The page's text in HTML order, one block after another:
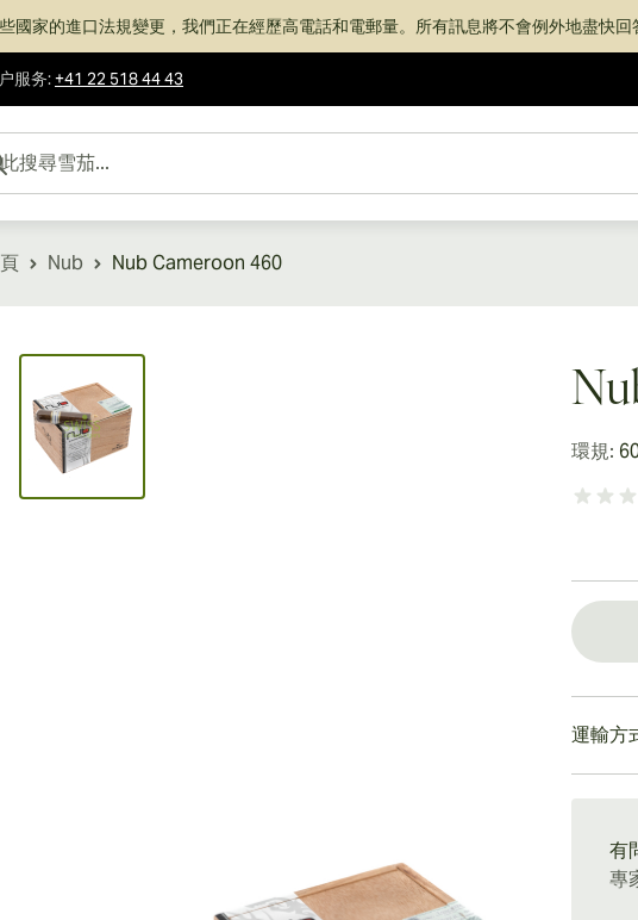
國家的進口法規變更，我們正在經歷高電話和電郵量。所有訊息將不會例外地盡快回
服务:+41 22 518 44 43
雪茄...
Nub Nub Cameroon 460
View larger image
環規:
運輸方
有
專